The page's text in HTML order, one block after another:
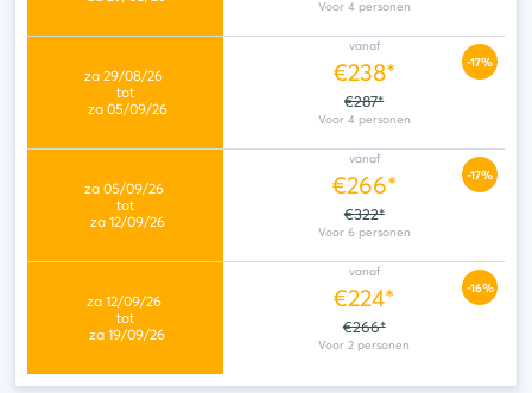
-17%
vanaf
€238*
€287*
-17%
vanaf
€266*
€322*
-16%
vanaf
€224*
€266*